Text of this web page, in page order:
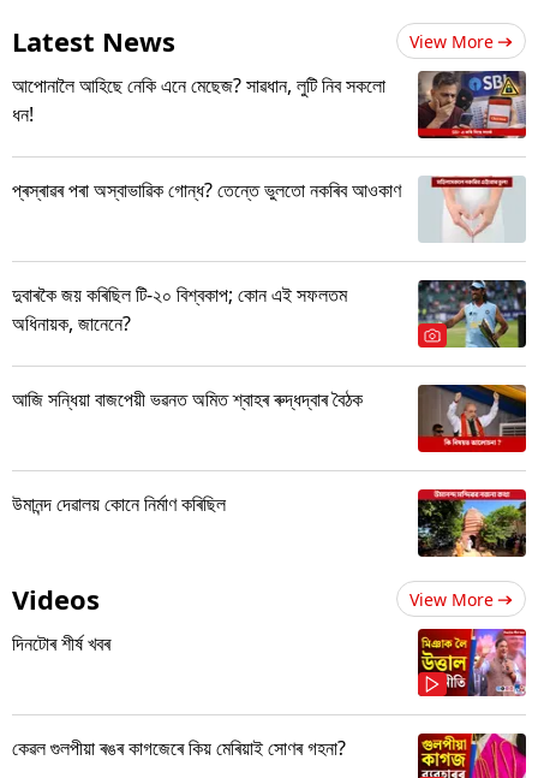
Latest News View More
আপোনালৈ আহিছে নেকি এনে মেছেজ? সাৱধান, লুটি নিব সকলো
ধন!
প্ৰস্ৰাৱৰ পৰা অস্বাভাৱিক গোন্ধ? তেন্তে ভুলতো নকৰিব আওকাণ
দুবাৰকৈ জয় কৰিছিল টি-২০ বিশ্বকাপ; কোন এই সফলতম
অধিনায়ক, জানেনে?
আজি সন্ধিয়া বাজপেয়ী ভৱনত অমিত শ্বাহৰ ৰুদ্ধদ্বাৰ বৈঠক
উমানন্দ দেৱালয় কোনে নিৰ্মাণ কৰিছিল
Videos View More
দিনটোৰ শীৰ্ষ খবৰ
কেৱল গুলপীয়া ৰঙৰ কাগজেৰে কিয় মেৰিয়াই সোণৰ গহনা?